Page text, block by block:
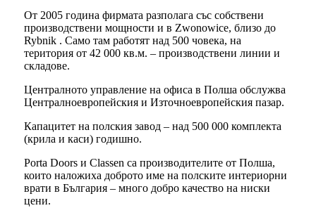
От 2005 година фирмата разполага със собствени
производствени мощности и в Zwonowice, близо до
Rybnik . Само там работят над 500 човека, на
територия от 42 000 кв.м. – производствени линии и
складове.
Централното управление на офиса в Полша обслужва
Централноевропейския и Източноевропейския пазар.
Капацитет на полския завод – над 500 000 комплекта
(крила и каси) годишно.
Porta Doors и Classen са производителите от Полша,
които наложиха доброто име на полските интериорни
врати в България – много добро качество на ниски
цени.